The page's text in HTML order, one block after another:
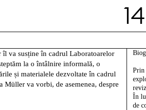
va susține în cadrul Laboratoarelor
la o întâlnire informală, o
și materialele dezvoltate în cadrul
Müller va vorbi, de asemenea, despre
Prin
În
de